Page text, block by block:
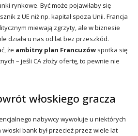
rynkowe. Być może pojawiłaby się
z UE niż np. kapitał spoza Unii. Francja
miewają zgrzyty, ale w biznesie
działa u nas od lat bez przeszkód.
że ambitny plan Francuzów spotka się
– jeśli CA złoży ofertę, to pewnie nie
włoskiego gracza
nabywcy wywołuje u niektórych
włoski bank był przecież przez wiele lat